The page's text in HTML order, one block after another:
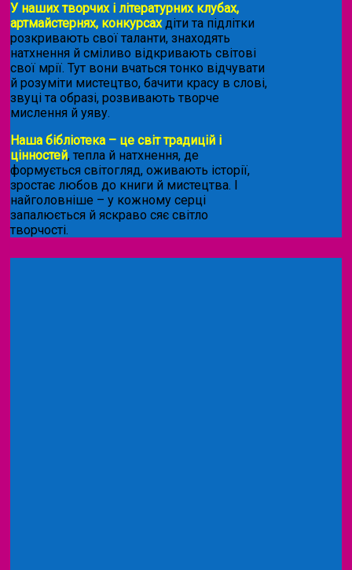
У наших творчих і літературних клубах,
артмайстернях, конкурсахдіти та підлітки
розкривають свої таланти, знаходять
натхнення й сміливо відкривають світові
свої мрії. Тут вони вчаться тонко відчувати
й розуміти мистецтво, бачити красу в слові,
звуці та образі, розвивають творче
мислення й уяву.
Наша бібліотека – це світ традицій і
цінностей, тепла й натхнення, де
формується світогляд, оживають історії,
зростає любов до книги й мистецтва. І
найголовніше – у кожному серці
запалюється й яскраво сяє світло
творчості.